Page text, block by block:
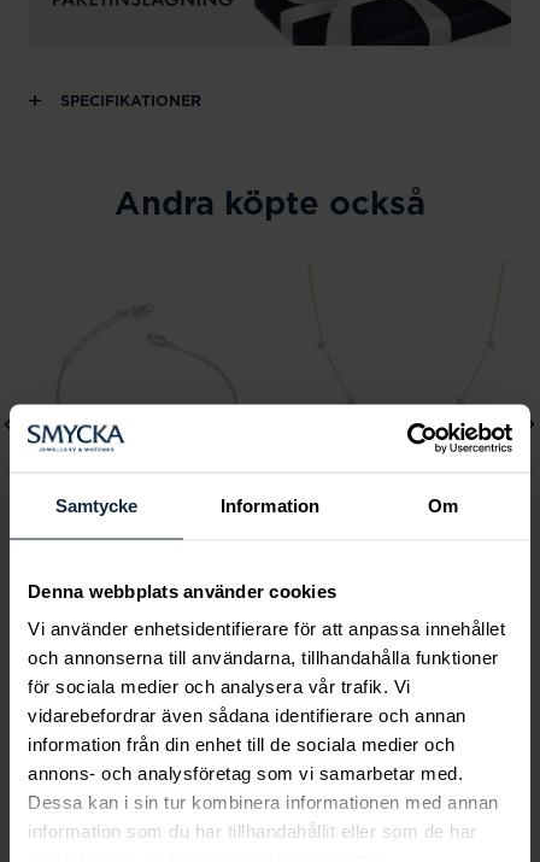
Samtycke Information Om
Denna webbplats använder cookies
Vi använder enhetsidentifierare för att anpassa innehållet
och annonserna till användarna, tillhandahålla funktioner
för sociala medier och analysera vår trafik. Vi
vidarebefordrar även sådana identifierare och annan
information från din enhet till de sociala medier och
annons- och analysföretag som vi samarbetar med.
Dessa kan i sin tur kombinera informationen med annan
information som du har tillhandahållit eller som de har
SPECIFIKATIONER
Andra köpte också
Lily and Rose
Ivory
Pris:349 kr
349 kr
Mockberg
Pris
799 kr
799 kr
Smycka tar ansvar för ett hållbart